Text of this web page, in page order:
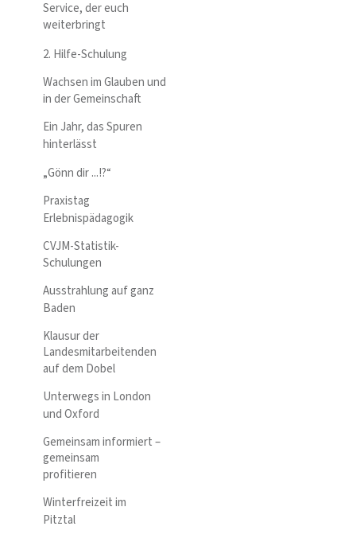
Service, der euch
weiterbringt
2. Hilfe-Schulung
Wachsen im Glauben und
in der Gemeinschaft
Ein Jahr, das Spuren
hinterlässt
„Gönn dir ...!?“
Praxistag
Erlebnispädagogik
CVJM-Statistik-
Schulungen
Ausstrahlung auf ganz
Baden
Klausur der
Landesmitarbeitenden
auf dem Dobel
Unterwegs in London
und Oxford
Gemeinsam informiert –
gemeinsam
profitieren
Winterfreizeit im
Pitztal